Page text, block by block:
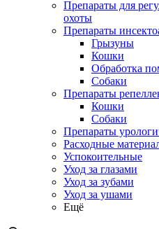
Препараты для
охоты
Препараты
Грызуны
Кошки
Обработка
Собаки
Препараты
Кошки
Собаки
Препараты
Расходные
Успокоительные
Уход за глазами
Уход за зубами
Уход за ушами
Ещё